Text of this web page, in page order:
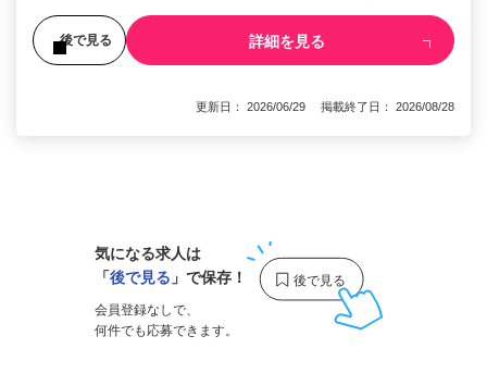
後で見る 詳細を見る
更新日： 2026/06/29 掲載終了日： 2026/08/28
気になる求人は
「後で見る 」で保存！
会員登録なしで、
何件でも応募できます。